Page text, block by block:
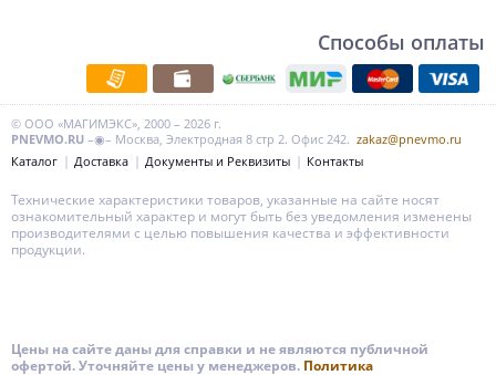
Способы оплаты
© ООО «МАГИМЭКС», 2000 – 2026 г.
PNEVMO.RU –◉– Москва, Электродная 8 стр 2. Офис 242. zakaz@pnevmo.ru
Каталог
Доставка Документы и Реквизиты Контакты
Технические характеристики товаров, указанные на сайте носят
ознакомительный характер и могут быть без уведомления изменены
производителями с целью повышения качества и эффективности
продукции.
Цены на сайте даны для справки и не являются публичной
офертой. Уточняйте цены у менеджеров. Политика